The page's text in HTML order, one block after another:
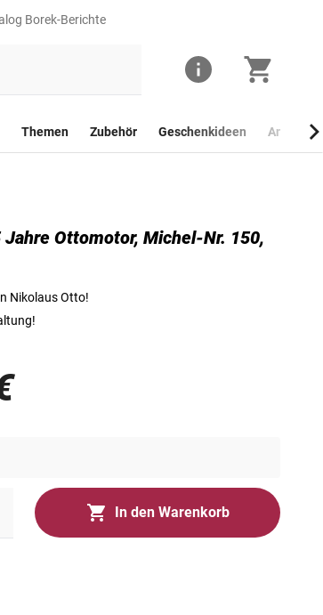
Borek-Berichte
Themen Zubehör Geschenkideen
Briefmarke 75 Jahre Ottomotor
Ottomotor, Michel-Nr. 150,
Nikolaus Otto!
In den Warenkorb